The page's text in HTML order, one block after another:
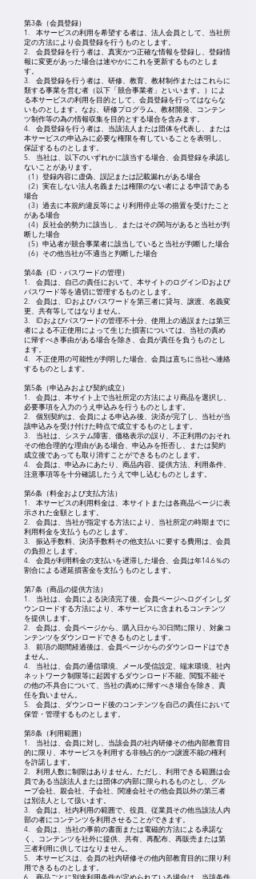
第3条（会員登録）
1. 本サービスの利用を希望する者は、法人会員として、当社所
定の方法により会員登録を行うものとします。
2. 会員登録を行う者は、真実かつ正確な情報を登録し、登録情
報に変更があった場合は速やかにこれを更新するものとしま
す。
3. 会員登録を行う者は、研修、教育、教材制作またはこれらに
類する事業を営む者（以下「競合事業者」といいます。）によ
る本サービスの利用を目的として、会員登録を行ってはならな
いものとします。なお、研修プログラム、教材開発、コンテン
ツ制作等の為の情報収集を目的とする場合を含みます。
4. 会員登録を行う者は、当該法人または団体を代表し、または
本サービスの申込みに必要な権限を有していることを表明し、
保証するものとします。
5. 当社は、以下のいずれかに該当する場合、会員登録を承認し
ないことがあります。
（1）登録内容に虚偽、誤記または記載漏れがある場合
（2）実在しない法人名義または権限のない者による申請である
場合
（3）過去に本規約違反等により利用停止等の措置を受けたこと
がある場合
（4）反社会的勢力に該当し、またはその関与があると当社が判
断した場合
（5）申込者が競合事業者に該当していると当社が判断した場合
（6）その他当社が不適当と判断した場合
第4条（ID・パスワードの管理）
1. 会員は、自己の責任において、本サイトのログインIDおよび
パスワード等を適切に管理するものとします。
2. 会員は、IDおよびパスワードを第三者に貸与、譲渡、名義変
更、共有等してはなりません。
3. IDおよびパスワードの管理不十分、使用上の過誤または第三
者による不正使用によって生じた損害については、当社の責め
に帰すべき事由がある場合を除き、会員が責任を負うものとし
ます。
4. 不正使用の可能性が判明した場合、会員は直ちに当社へ連絡
するものとします。
第5条（申込みおよび契約成立）
1. 会員は、本サイト上で当社所定の方法により商品を選択し、
必要事項を入力のうえ申込みを行うものとします。
2. 個別契約は、会員による申込み後、決済が完了し、当社が当
該申込みを受け付けた時点で成立するものとします。
3. 当社は、システム障害、価格表示の誤り、不正利用のおそれ
その他合理的な理由がある場合、申込みを拒否し、または契約
成立後であっても取り消すことができるものとします。
4. 会員は、申込みにあたり、商品内容、提供方法、利用条件、
注意事項等を十分確認したうえで申し込むものとします。
第6条（料金および支払方法）
1. 本サービスの利用料金は、本サイトまたは各商品ページに表
示された金額とします。
2. 会員は、当社が指定する方法により、当社所定の時期までに
利用料金を支払うものとします。
3. 振込手数料、決済手数料その他支払いに要する費用は、会員
の負担とします。
4. 会員が利用料金の支払いを遅滞した場合、会員は年14.6％の
割合による遅延損害金を支払うものとします。
第7条（商品の提供方法）
1. 当社は、会員による決済完了後、会員ページへログインしダ
ウンロードする方法により、本サービスに含まれるコンテンツ
を提供します。
2. 会員は、会員ページから、購入日から30日間に限り、対象コ
ンテンツをダウンロードできるものとします。
3. 前項の期間経過後は、会員ページからのダウンロードはでき
ません。
4. 当社は、会員の通信環境、メール受信設定、端末環境、社内
ネットワーク制限等に起因するダウンロード不能、閲覧不能そ
の他の不具合について、当社の責めに帰すべき場合を除き、責
任を負いません。
5. 会員は、ダウンロード後のコンテンツを自己の責任において
保管・管理するものとします。
第8条（利用範囲）
1. 当社は、会員に対し、当該会員の社内研修その他内部教育目
的に限り、本サービスを利用する非独占的かつ譲渡不能の権利
を許諾します。
2. 利用人数に制限はありません。ただし、利用できる範囲は会
員である当該法人または団体の内部に限られるものとし、グル
ープ会社、親会社、子会社、関連会社その他会員以外の第三者
は別法人として扱います。
3. 会員は、社内利用の範囲で、役員、従業員その他当該法人内
部の者にコンテンツを利用させることができます。
4. 会員は、当社の事前の書面または電磁的方法による承諾な
く、コンテンツを社外に提供、共有、再配布、再販売または第
三者利用に供してはなりません。
5. 本サービスは、会員の社内研修その他内部教育目的に限り利
用できるものとします。
6. 商品ごとに別途利用条件が定められている場合は、当該条件